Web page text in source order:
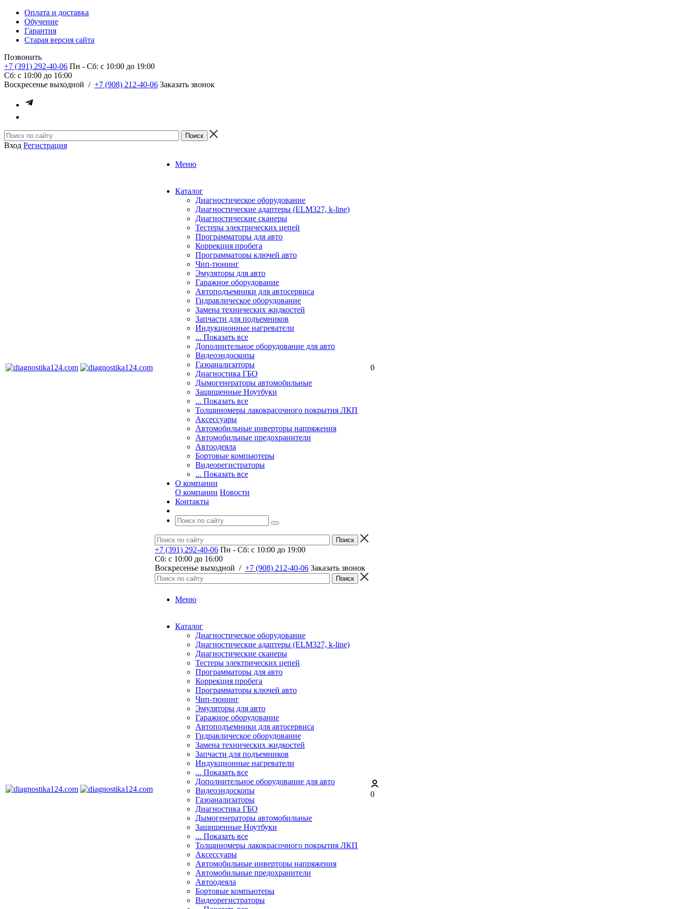
Оплата и доставка
Обучение
Гарантия
Старая версия сайта
Позвонить
+7 (391) 292-40-06 Пн - Сб: c 10:00 до 19:00
Сб: c 10:00 до 16:00
​Воскресенье выходной / +7 (908) 212-40-06 Заказать звонок
Вход Регистрация
Меню
Каталог
Диагностическое оборудование
Диагностические адаптеры (ELM327, k-line)
Диагностические сканеры
Тестеры электрических цепей
Программаторы для авто
Коррекция пробега
Программаторы ключей авто
Чип-тюнинг
Эмуляторы для авто
Гаражное оборудование
Автоподъемники для автосервиса
Гидравлическое оборудование
Замена технических жидкостей
Запчасти для подъемников
Индукционные нагреватели
... Показать все
Дополнительное оборудование для авто
Видеоэндоскопы
Газоанализаторы
Диагностика ГБО
Дымогенераторы автомобильные
Защищенные Ноутбуки
... Показать все
Толщиномеры лакокрасочного покрытия ЛКП
Аксессуары
Автомобильные инверторы напряжения
Автомобильные предохранители
Автоодеяла
Бортовые компьютеры
Видеорегистраторы
... Показать все
О компании
О компании Новости
Контакты
+7 (391) 292-40-06 Пн - Сб: c 10:00 до 19:00
Сб: c 10:00 до 16:00
​Воскресенье выходной / +7 (908) 212-40-06 Заказать звонок
0
Меню
Каталог
Диагностическое оборудование
Диагностические адаптеры (ELM327, k-line)
Диагностические сканеры
Тестеры электрических цепей
Программаторы для авто
Коррекция пробега
Программаторы ключей авто
Чип-тюнинг
Эмуляторы для авто
Гаражное оборудование
Автоподъемники для автосервиса
Гидравлическое оборудование
Замена технических жидкостей
Запчасти для подъемников
Индукционные нагреватели
... Показать все
Дополнительное оборудование для авто
Видеоэндоскопы
Газоанализаторы
Диагностика ГБО
Дымогенераторы автомобильные
Защищенные Ноутбуки
... Показать все
Толщиномеры лакокрасочного покрытия ЛКП
Аксессуары
Автомобильные инверторы напряжения
Автомобильные предохранители
Автоодеяла
Бортовые компьютеры
Видеорегистраторы
0